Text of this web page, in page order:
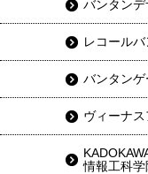
バンタン
レコール
バンタン
ヴィーナ
情報工科